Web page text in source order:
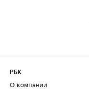
РБК
О компании